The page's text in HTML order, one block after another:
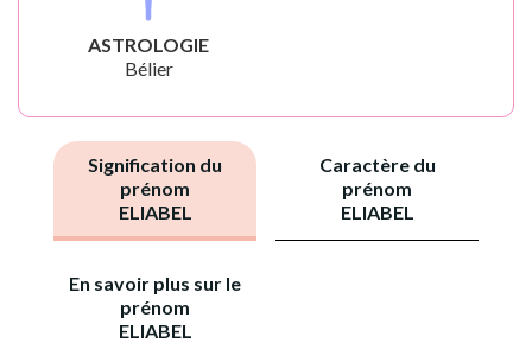
ASTROLOGIE
Bélier
Signification du
prénom
ELIABEL
Caractère du
prénom
ELIABEL
En savoir plus sur le
prénom
ELIABEL